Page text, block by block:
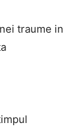
traume in